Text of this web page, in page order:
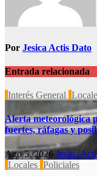
Por Jesica Actis Dato
Entrada relacionada
Interés General
Alerta meteorológica
fuertes, ráfagas y
Ago 5, 2026 Jesica
Locales Policiales